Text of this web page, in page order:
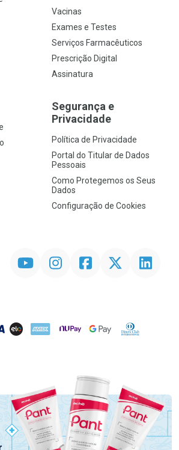
Vacinas
Exames e Testes
Serviços Farmacêuticos
Prescrição Digital
Assinatura
Segurança e
Privacidade
Política de Privacidade
Portal do Titular de Dados
Pessoais
Como Protegemos os Seus
Dados
Configuração de Cookies
InstagramFacebookTwitter Linkedin
ELO AMEX NuPay Google PayDiners Club
Destaque